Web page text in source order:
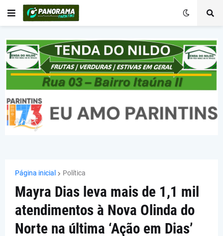
Página inicial Política
Mayra Dias leva mais de 1,1 mil
atendimentos à Nova Olinda do
Norte na última ‘Ação em Dias’